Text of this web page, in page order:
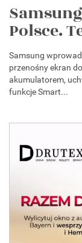
Polsce.
Samsung
przenośny ekran
akumulatorem,
funkcje Smart...